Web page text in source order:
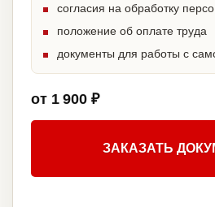
согласия на обработку
положение об оплате труда
документы для работы с
от 1 900 ₽
ЗАКАЗАТЬ